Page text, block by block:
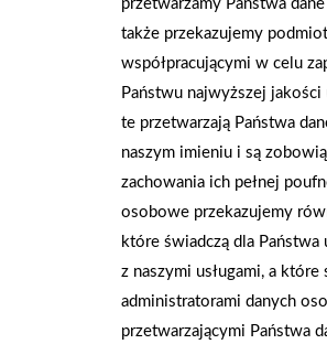
2026-01-15
Grupa PSB Handel S.A.
gra z WOŚP. Powstała
Grupy
przetwarzamy Państwa
także przekazujemy
współpracującymi w celu
Państwu najwyższej jakości
te przetwarzają Państwa
naszym imieniu i są
zachowania ich pełnej
osobowe przekazujemy
które świadczą dla Państwa
z naszymi usługami, a które
administratorami danych
przetwarzającymi Państwa